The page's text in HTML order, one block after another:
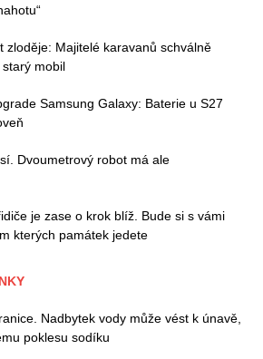
zloděje: Majitelé karavanů schválně
mobil
Samsung Galaxy: Baterie u S27
Dvoumetrový robot má ale
je zase o krok blíž. Bude si s vámi
kterých památek jedete
Nadbytek vody může vést k únavě,
poklesu sodíku